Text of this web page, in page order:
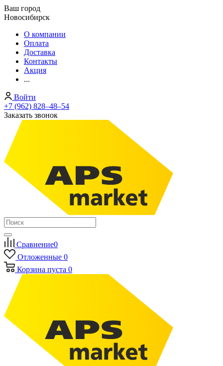
Ваш город
Новосибирск
О компании
Оплата
Доставка
Контакты
Акция
...
Войти
+7 (962) 828‒48‒54
Заказать звонок
Сравнение0
Отложенные 0
Корзина пуста 0